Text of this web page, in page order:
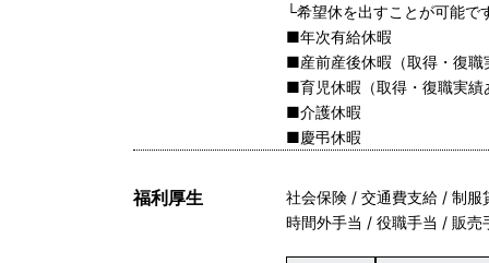
└希望休を出すことが可能で
■年次有給休暇
■産前産後休暇（取得・復職
■育児休暇（取得・復職実績
■介護休暇
■慶弔休暇
福利厚生
社会保険 / 交通費支給 / 制
時間外手当 / 役職手当 / 販売